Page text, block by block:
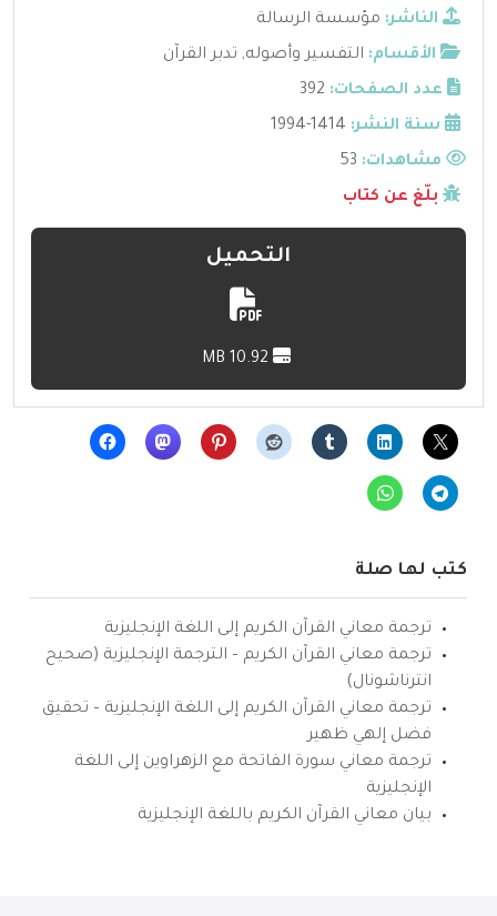
الناشر: مؤسسة الرسالة
الأقسام: التفسير وأصوله, تدبر القرآن
عدد الصفحات: 392
سنة النشر: 1414-1994
مشاهدات:
بلّغ عن كتاب
التحميل
كتب لها صلة
ترجمة معاني القرآن الكريم إلى اللغة الإنجليزية
ترجمة معاني القرآن الكريم – الترجمة الإنجليزية (صحيح
انترناشونال)
ترجمة معاني القرآن الكريم إلى اللغة الإنجليزية – تحقيق
فضل إلهي ظهير
ترجمة معاني سورة الفاتحة مع الزهراوين إلى اللغة
الإنجليزية
بيان معاني القرآن الكريم باللغة الإنجليزية